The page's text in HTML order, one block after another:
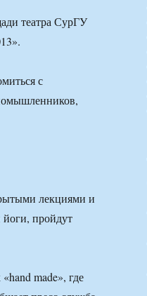
театра СурГУ
с
лекциями и
йоги, пройдут
made», где